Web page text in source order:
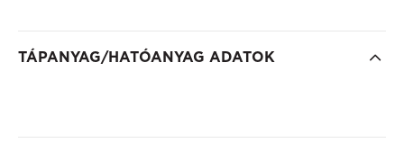
TÁPANYAG/HATÓANYAG ADATOK